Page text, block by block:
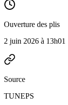
Ouverture des plis
2 juin 2026 à 13h01
Source
TUNEPS